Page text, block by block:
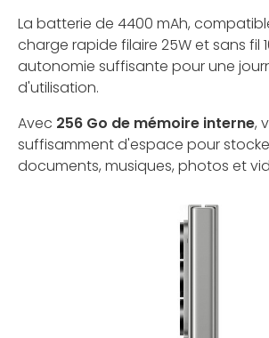
La batterie de 4400 mAh,
charge rapide filaire 25W et sans fil
autonomie suffisante pour une
d'utilisation.
Avec 256 Go de mémoire interne,
suffisamment d'espace pour
documents, musiques, photos et